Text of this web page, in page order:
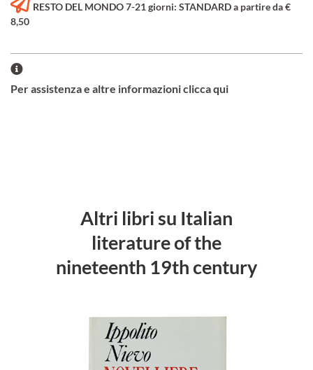
RESTO DEL MONDO 7-21 giorni: STANDARD a partire da €
8,50
Per assistenza e altre informazioni clicca qui
Altri libri su Italian
literature of the
nineteenth 19th century